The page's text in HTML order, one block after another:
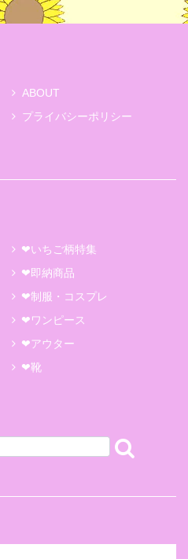
ABOUT
プライバシーポリシー
❤いちご柄特集
❤即納商品
❤制服・コスプレ
❤ワンピース
❤アウター
❤靴